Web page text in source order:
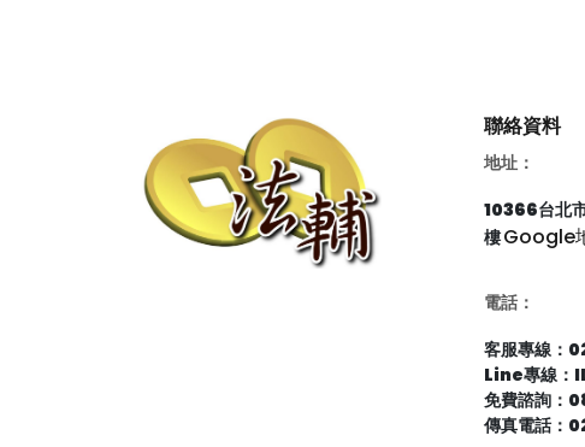
聯絡資料
地址：
10366台北
樓Google
電話：
客服專線：
Line專線：
免費諮詢
傳真電話：